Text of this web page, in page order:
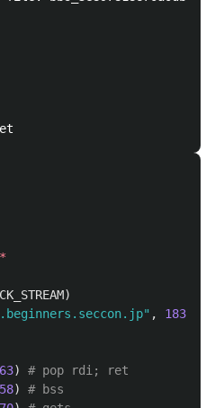
*
)
" , 18373
)
)